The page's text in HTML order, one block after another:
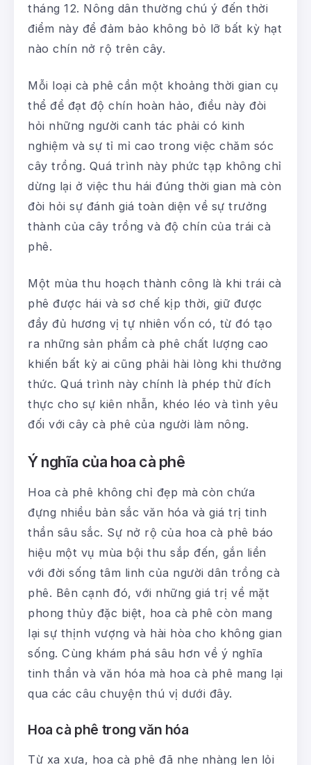
tháng 12. Nông dân thường chú ý đến thời
điểm này để đảm bảo không bỏ lỡ bất kỳ hạt
nào chín nở rộ trên cây.
Mỗi loại cà phê cần một khoảng thời gian cụ
thể để đạt độ chín hoàn hảo, điều này đòi
hỏi những người canh tác phải có kinh
nghiệm và sự tỉ mỉ cao trong việc chăm sóc
cây trồng. Quá trình này phức tạp không chỉ
dừng lại ở việc thu hái đúng thời gian mà còn
đòi hỏi sự đánh giá toàn diện về sự trưởng
thành của cây trồng và độ chín của trái cà
phê.
Một mùa thu hoạch thành công là khi trái cà
phê được hái và sơ chế kịp thời, giữ được
đầy đủ hương vị tự nhiên vốn có, từ đó tạo
ra những sản phẩm cà phê chất lượng cao
khiến bất kỳ ai cũng phải hài lòng khi thưởng
thức. Quá trình này chính là phép thử đích
thực cho sự kiên nhẫn, khéo léo và tình yêu
đối với cây cà phê của người làm nông.
Ý nghĩa của hoa cà phê
Hoa cà phê không chỉ đẹp mà còn chứa
đựng nhiều bản sắc văn hóa và giá trị tinh
thần sâu sắc. Sự nở rộ của hoa cà phê báo
hiệu một vụ mùa bội thu sắp đến, gắn liền
với đời sống tâm linh của người dân trồng cà
phê. Bên cạnh đó, với những giá trị về mặt
phong thủy đặc biệt, hoa cà phê còn mang
lại sự thịnh vượng và hài hòa cho không gian
sống. Cùng khám phá sâu hơn về ý nghĩa
tinh thần và văn hóa mà hoa cà phê mang lại
qua các câu chuyện thú vị dưới đây.
Hoa cà phê trong văn hóa
Từ xa xưa, hoa cà phê đã nhẹ nhàng len lỏi